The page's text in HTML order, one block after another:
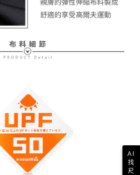
AI
找
尺